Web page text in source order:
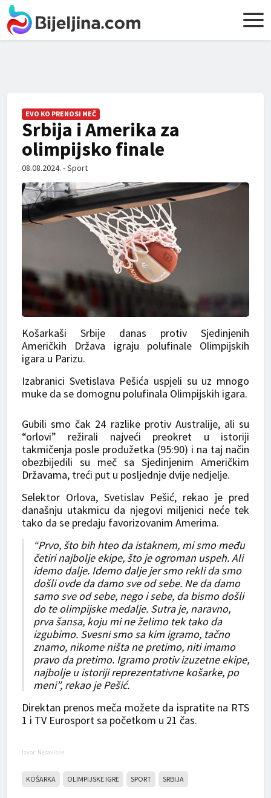
EVO KO PRENOSI MEČ
Srbija i Amerika za
olimpijsko finale
08.08.2024. - Sport
Košarkaši Srbije danas protiv Sjedinjenih
Američkih Država igraju polufinale Olimpijskih
igara u Parizu.
Izabranici Svetislava Pešića uspjeli su uz mnogo
muke da se domognu polufinala Olimpijskih igara.
Gubili smo čak 24 razlike protiv Australije, ali su
“orlovi” režirali najveći preokret u istoriji
takmičenja posle produžetka (95:90) i na taj način
obezbijedili su meč sa Sjedinjenim Američkim
Državama, treći put u posljednje dvije nedjelje.
Selektor Orlova, Svetislav Pešić, rekao je pred
današnju utakmicu da njegovi miljenici neće tek
tako da se predaju favorizovanim Amerima.
“Prvo, što bih hteo da istaknem, mi smo među
četiri najbolje ekipe, što je ogroman uspeh. Ali
idemo dalje. Idemo dalje jer smo rekli da smo
došli ovde da damo sve od sebe. Ne da damo
samo sve od sebe, nego i sebe, da bismo došli
do te olimpijske medalje. Sutra je, naravno,
prva šansa, koju mi ne želimo tek tako da
izgubimo. Svesni smo sa kim igramo, tačno
znamo, nikome ništa ne pretimo, niti imamo
pravo da pretimo. Igramo protiv izuzetne ekipe,
najbolje u istoriji reprezentativne košarke, po
meni”, rekao je Pešić.
Direktan prenos meča možete da ispratite na RTS
1 i TV Eurosport sa početkom u 21 čas.
Izvor: Nezavisne
KOŠARKA OLIMPIJSKE IGRE SPORT SRBIJA